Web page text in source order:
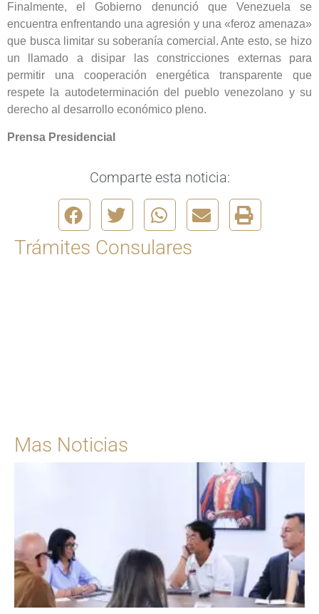
Finalmente, el Gobierno denunció que Venezuela se
encuentra enfrentando una agresión y una «feroz amenaza»
que busca limitar su soberanía comercial. Ante esto, se hizo
un llamado a disipar las constricciones externas para
permitir una cooperación energética transparente que
respete la autodeterminación del pueblo venezolano y su
derecho al desarrollo económico pleno.
Prensa Presidencial
Comparte esta noticia:
Trámites Consulares
Mas Noticias